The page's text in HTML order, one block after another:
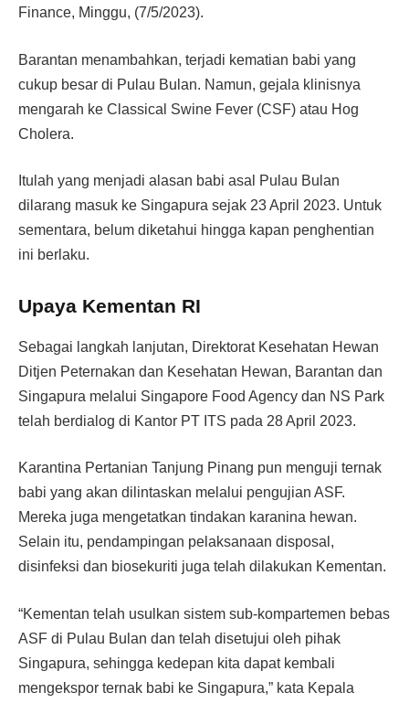
Finance, Minggu, (7/5/2023).
Barantan menambahkan, terjadi kematian babi yang
cukup besar di Pulau Bulan. Namun, gejala klinisnya
mengarah ke Classical Swine Fever (CSF) atau Hog
Cholera.
Itulah yang menjadi alasan babi asal Pulau Bulan
dilarang masuk ke Singapura sejak 23 April 2023. Untuk
sementara, belum diketahui hingga kapan penghentian
ini berlaku.
Upaya Kementan RI
Sebagai langkah lanjutan, Direktorat Kesehatan Hewan
Ditjen Peternakan dan Kesehatan Hewan, Barantan dan
Singapura melalui Singapore Food Agency dan NS Park
telah berdialog di Kantor PT ITS pada 28 April 2023.
Karantina Pertanian Tanjung Pinang pun menguji ternak
babi yang akan dilintaskan melalui pengujian ASF.
Mereka juga mengetatkan tindakan karanina hewan.
Selain itu, pendampingan pelaksanaan disposal,
disinfeksi dan biosekuriti juga telah dilakukan Kementan.
“Kementan telah usulkan sistem sub-kompartemen bebas
ASF di Pulau Bulan dan telah disetujui oleh pihak
Singapura, sehingga kedepan kita dapat kembali
mengekspor ternak babi ke Singapura,” kata Kepala